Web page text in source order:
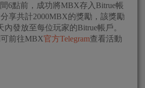
6點前，成功將MBX存入Bitrue帳
享共計2000MBX的獎勵，該獎勵
內發放至每位玩家的Bitrue帳戶。
前往MBX官方Telegram查看活動